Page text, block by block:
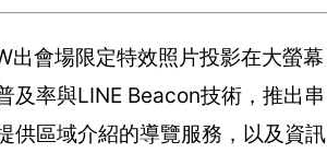
出會場限定特效照片投影在大螢幕
及率與LINE Beacon技術，推出串
供區域介紹的導覽服務，以及資訊